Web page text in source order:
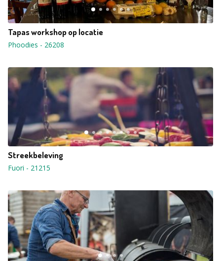
Tapas workshop op locatie
Phoodies - 26208
Streekbeleving
Fuori - 21215